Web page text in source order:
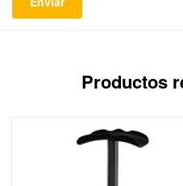
Productos